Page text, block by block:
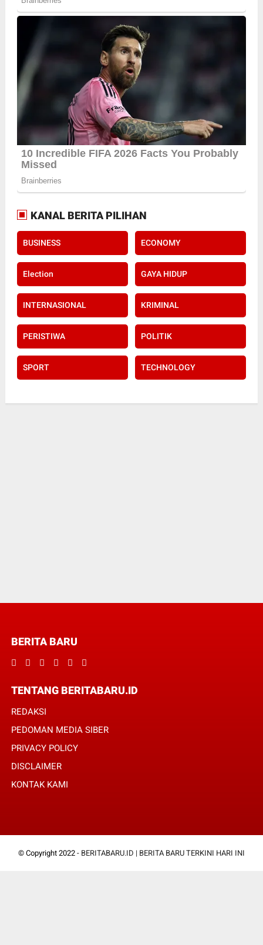
KANAL BERITA PILIHAN
BUSINESS ECONOMY
Election GAYA HIDUP
INTERNASIONAL KRIMINAL
PERISTIWA POLITIK
SPORT TECHNOLOGY
BERITA BARU
TENTANG BERITABARU.ID
REDAKSI
PEDOMAN MEDIA SIBER
PRIVACY POLICY
DISCLAIMER
KONTAK KAMI
© Copyright 2022 - BERITABARU.ID | BERITA BARU TERKINI HARI INI